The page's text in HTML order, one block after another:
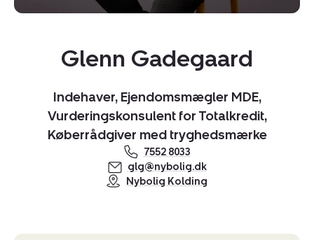
Glenn Gadegaard
Indehaver, Ejendomsmægler MDE,
Vurderingskonsulent for Totalkredit,
Køberrådgiver med tryghedsmærke
7552 8033
glg@nybolig.dk
Nybolig Kolding
Kopier link
Del via mail